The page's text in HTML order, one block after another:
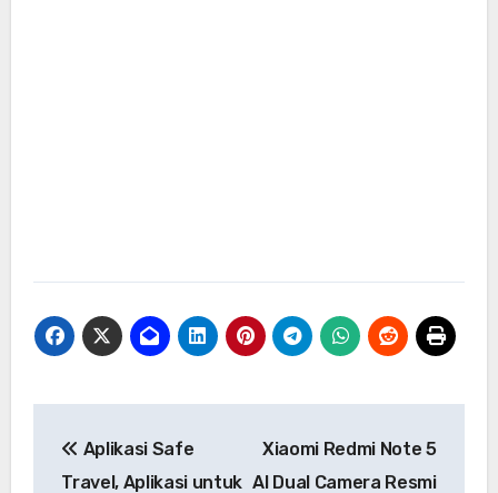
pos
Aplikasi Safe
Travel, Aplikasi untuk
Xiaomi Redmi Note 5
AI Dual Camera Resmi